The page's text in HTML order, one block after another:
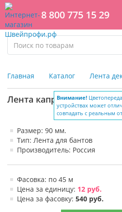
8 800 775 15 29
Главная Каталог Лента
Лента капрон 90 мм. рул.
Внимание!
устройствах может
совпадать с реальным
Размер: 90 мм.
Тип: Лента для бантов
Производитель: Россия
Фасовка: по 45 м
Цена за единицу: 12 руб.
Цена за фасовку: 540 руб.